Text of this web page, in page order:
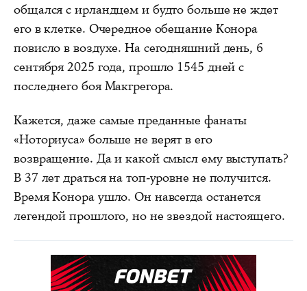
общался с ирландцем и будто больше не ждет
его в клетке. Очередное обещание Конора
повисло в воздухе. На сегодняшний день, 6
сентября 2025 года, прошло 1545 дней с
последнего боя Макгрегора.
Кажется, даже самые преданные фанаты
«Ноториуса» больше не верят в его
возвращение. Да и какой смысл ему выступать?
В 37 лет драться на топ-уровне не получится.
Время Конора ушло. Он навсегда останется
легендой прошлого, но не звездой настоящего.